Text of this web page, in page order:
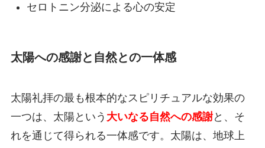
セロトニン分泌による心の安定
太陽への感謝と自然との一体感
太陽礼拝の最も根本的なスピリチュアルな効果の
一つは、太陽という 大いなる自然への感謝と、そ
れを通じて得られる一体感です。太陽は、地球上